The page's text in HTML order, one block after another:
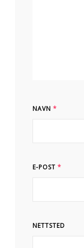
NAVN *
E-POST *
NETTSTED